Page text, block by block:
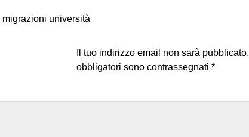
migrazioni università
Il tuo indirizzo email non sarà pubblicato.
obbligatori sono contrassegnati *